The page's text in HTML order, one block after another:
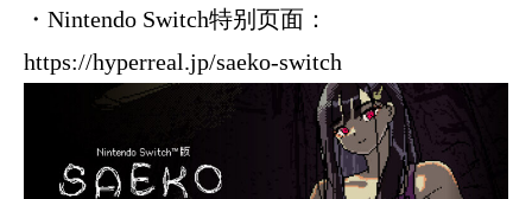
・Nintendo Switch特别页面：
https://hyperreal.jp/saeko-switch